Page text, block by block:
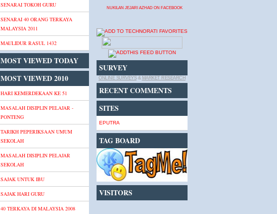
SENARAI TOKOH GURU
SENARAI 40 ORANG TERKAYA
MALAYSIA 2011
MAULIDUR RASUL 1432
MOST VIEWED TODAY
MOST VIEWED 2010
HARI KEMERDEKAAN KE 51
MASALAH DISIPLIN PELAJAR -
PONTENG
TARIKH PEPERIKSAAN UMUM
SEKOLAH
MASALAH DISIPLIN PELAJAR
SEKOLAH
SAJAK UNTUK IBU
SAJAK HARI GURU
40 TERKAYA DI MALAYSIA 2008
NUKILAN JEJARI AZHAD ON FACEBOOK
SURVEY
ONLINE SURVEYS& MARKET RESEARCH
RECENT COMMENTS
SITES
EPUTRA
TAG BOARD
VISITORS